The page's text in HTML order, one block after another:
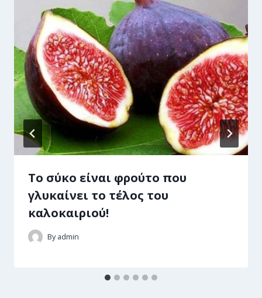
Tο σύκο είναι φρούτο που
γλυκαίνει το τέλος του
καλοκαιριού!
By admin